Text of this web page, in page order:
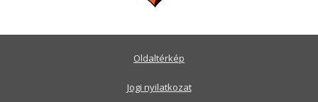
Oldaltérkép
Jogi nyilatkozat